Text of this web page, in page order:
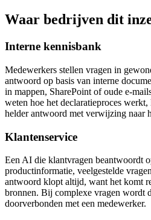
Waar bedrijven dit
Interne kennisbank
Medewerkers stellen vragen in
antwoord op basis van interne
in mappen, SharePoint of oude e-
weten hoe het declaratieproces
helder antwoord met verwijzing naar
Klantenservice
Een AI die klantvragen beantwoordt
productinformatie, veelgestelde
antwoord klopt altijd, want het komt
bronnen. Bij complexe vragen wordt
doorverbonden met een medewerker.